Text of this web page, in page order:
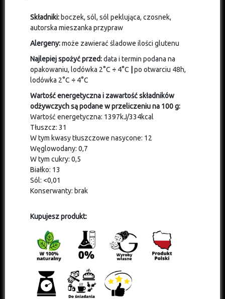
Składniki: boczek, sól, sól peklująca, czosnek,
autorska mieszanka przypraw
Alergeny:może zawierać śladowe ilości glutenu
Najlepiej spożyć przed:data i termin podana na
opakowaniu, lodówka 2°C ÷ 4°C
po otwarciu 48h,
lodówka 2°C ÷ 4°C
Wartość energetyczna i zawartość składników
odżywczych są podane w przeliczeniu na 100 g:
Wartość energetyczna: 1397kJ/334kcal
Tłuszcz: 31
W tym kwasy tłuszczowe nasycone: 12
Węglowodany: 0,7
W tym cukry: 0,5
Białko: 13
Sól: <0,01
Konserwanty: brak
Kupujesz produkt: